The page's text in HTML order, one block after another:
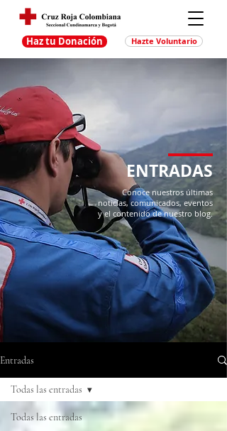
Haz tu Donación Hazte Voluntario
ENTRADAS
Conoce nuestros últimas
noticias, comunicados, eventos
y el contenido de nuestro blog.
Entradas
Todas las entradas
Todas las entradas